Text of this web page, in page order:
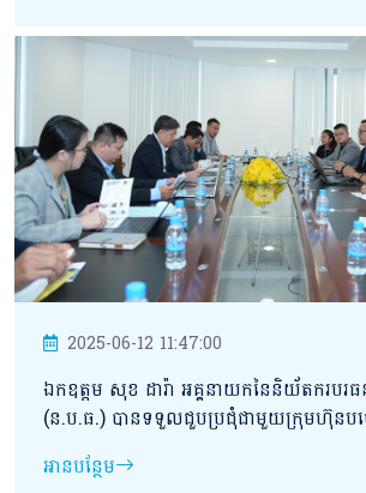
2025-06-12 11:47:00
ឯកឧត្ដម សុខ ដារ៉ា អគ្គនាយកនៃនិយ័តករបរ
(ន.ប.ធ.) បានទទួលជួបប្រជុំជាមួយក្រុមហ៊ុនបច្ច
VBANX ពាក់ព័ន្ធនឹងការអភិវឌ្ឍបច្ចេកវិទ្យាព័ត៌
វិស័យបរធនបាលកិច្ច និងការទទួលស្គាល់ជាក្រុ
អានបន្ថែម